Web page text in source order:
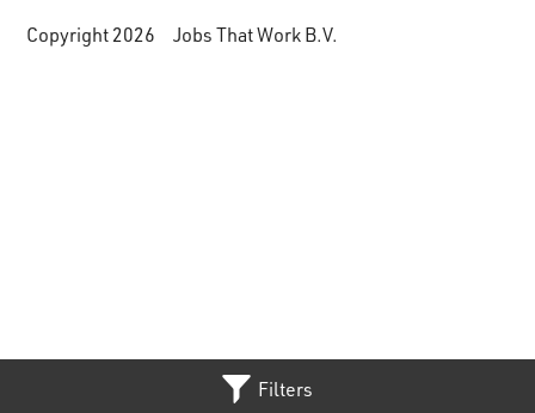
Filters
Copyright 2026 Jobs That Work B.V.